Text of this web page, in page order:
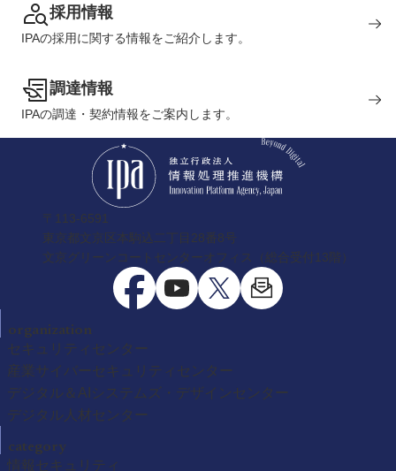
採用情報
IPAの採用に関する情報をご紹介します。
調達情報
IPAの調達・契約情報をご案内します。
〒113-6591
東京都文京区本駒込二丁目28番8号
文京グリーンコートセンターオフィス（総合受付13階）
organization
セキュリティセンター
産業サイバーセキュリティセンター
デジタル＆AIシステムズ・デザインセンター
デジタル人材センター
category
情報セキュリティ